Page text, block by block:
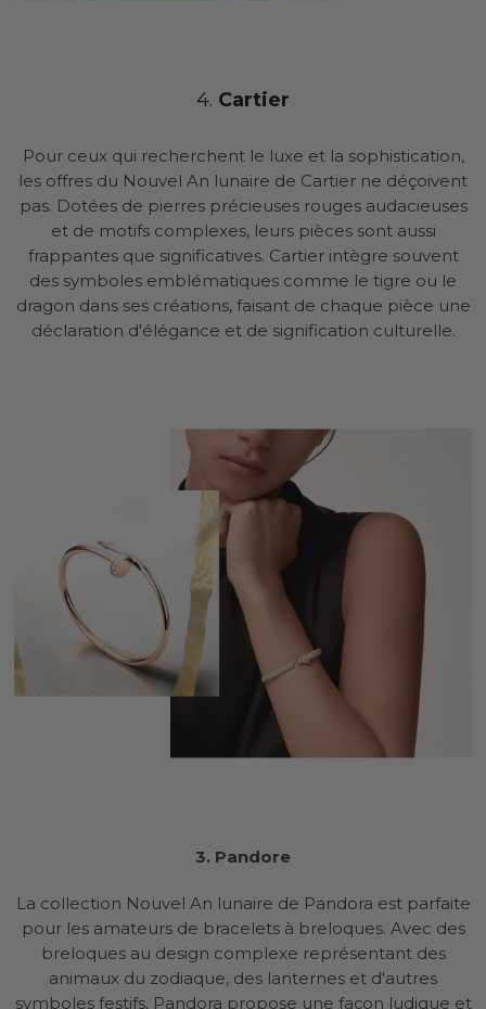
4. Cartier
Pour ceux qui recherchent le luxe et la sophistication,
les offres du Nouvel An lunaire de Cartier ne déçoivent
pas. Dotées de pierres précieuses rouges audacieuses
et de motifs complexes, leurs pièces sont aussi
frappantes que significatives. Cartier intègre souvent
des symboles emblématiques comme le tigre ou le
dragon dans ses créations, faisant de chaque pièce une
déclaration d'élégance et de signification culturelle.
3. Pandore
La collection Nouvel An lunaire de Pandora est parfaite
pour les amateurs de bracelets à breloques. Avec des
breloques au design complexe représentant des
animaux du zodiaque, des lanternes et d'autres
symboles festifs, Pandora propose une façon ludique et